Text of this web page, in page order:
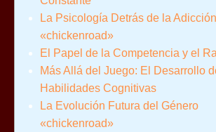
La Psicología Detrás de la
«chickenroad»
El Papel de la Competencia y el
Más Allá del Juego: El Desarrollo
Habilidades Cognitivas
La Evolución Futura del Género
«chickenroad»